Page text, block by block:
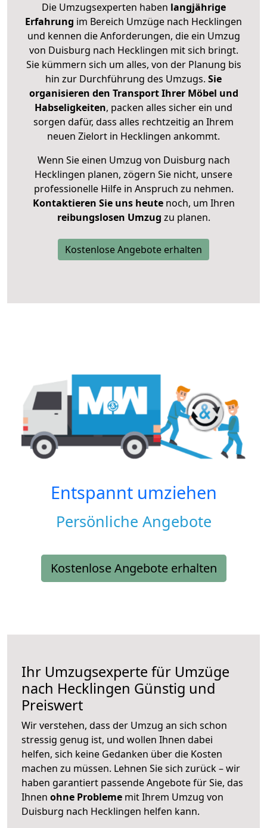
Die Umzugsexperten haben langjährige
Erfahrung im Bereich Umzüge nach Hecklingen
und kennen die Anforderungen, die ein Umzug
von Duisburg nach Hecklingen mit sich bringt.
Sie kümmern sich um alles, von der Planung bis
hin zur Durchführung des Umzugs. Sie
organisieren den Transport Ihrer Möbel und
Habseligkeiten, packen alles sicher ein und
sorgen dafür, dass alles rechtzeitig an Ihrem
neuen Zielort in Hecklingen ankommt.
Wenn Sie einen Umzug von Duisburg nach
Hecklingen planen, zögern Sie nicht, unsere
professionelle Hilfe in Anspruch zu nehmen.
Kontaktieren Sie uns heutenoch, um Ihren
reibungslosen Umzug zu planen.
Kostenlose Angebote erhalten
Entspannt umziehen
Persönliche Angebote
Kostenlose Angebote erhalten
Ihr Umzugsexperte für Umzüge
nach Hecklingen Günstig und
Preiswert
Wir verstehen, dass der Umzug an sich schon
stressig genug ist, und wollen Ihnen dabei
helfen, sich keine Gedanken über die Kosten
machen zu müssen. Lehnen Sie sich zurück – wir
haben garantiert passende Angebote für Sie, das
Ihnen ohne Probleme mit Ihrem Umzug von
Duisburg nach Hecklingen helfen kann.